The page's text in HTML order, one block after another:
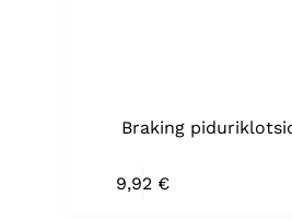
Braking
9,92 €